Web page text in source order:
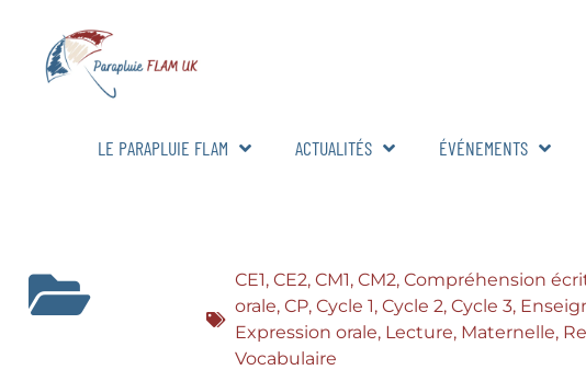
LE PARAPLUIE FLAM ACTUALITÉS ÉVÉNEMENTS
CE1, CE2, CM1, CM2, Compréhension
orale, CP, Cycle 1, Cycle 2, Cycle 3,
Expression orale, Lecture, Maternelle,
Vocabulaire